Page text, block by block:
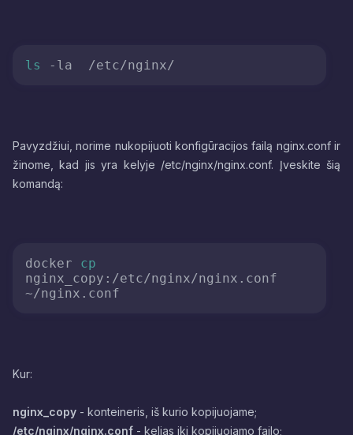
ls
Pavyzdžiui, norime nukopijuoti konfigūracijos failą nginx.conf ir
žinome, kad jis yra kelyje /etc/nginx/nginx.conf. Įveskite šią
komandą:
docker cp
nginx_copy:/etc/nginx/nginx.conf
Kur:
nginx_copy - konteineris, iš kurio kopijuojame;
/etc/nginx/nginx.conf - kelias iki kopijuojamo failo;